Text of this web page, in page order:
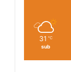
31 ℃
sub